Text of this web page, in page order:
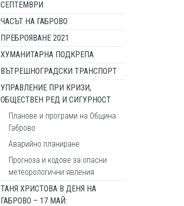
СЕПТЕМВРИ
ЧАСЪТ НА ГАБРОВО
ПРЕБРОЯВАНЕ 2021
ХУМАНИТАРНА ПОДКРЕПА
ВЪТРЕШНОГРАДСКИ ТРАНСПОРТ
УПРАВЛЕНИЕ ПРИ КРИЗИ,
ОБЩЕСТВЕН РЕД И СИГУРНОСТ
Планове и програми на Община
Габрово
Аварийно планиране
Прогноза и кодове за опасни
метеорологични явления
ТАНЯ ХРИСТОВА В ДЕНЯ НА
ГАБРОВО – 17 МАЙ: